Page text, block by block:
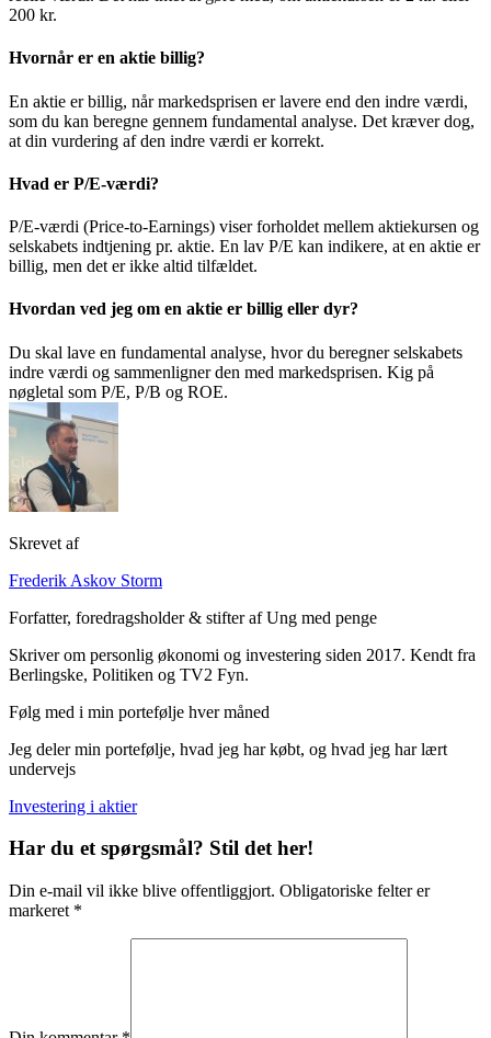
200 kr.
Hvornår er en aktie billig?
En aktie er billig, når markedsprisen er lavere end den indre værdi,
som du kan beregne gennem fundamental analyse. Det kræver dog,
at din vurdering af den indre værdi er korrekt.
Hvad er P/E-værdi?
P/E-værdi (Price-to-Earnings) viser forholdet mellem aktiekursen og
selskabets indtjening pr. aktie. En lav P/E kan indikere, at en aktie er
billig, men det er ikke altid tilfældet.
Hvordan ved jeg om en aktie er billig eller dyr?
Du skal lave en fundamental analyse, hvor du beregner selskabets
indre værdi og sammenligner den med markedsprisen. Kig på
nøgletal som P/E, P/B og ROE.
Skrevet af
Frederik Askov Storm
Forfatter, foredragsholder & stifter af Ung med penge
Skriver om personlig økonomi og investering siden 2017. Kendt fra
Berlingske, Politiken og TV2 Fyn.
Følg med i min portefølje hver måned
Jeg deler min portefølje, hvad jeg har købt, og hvad jeg har lært
undervejs
Investering i aktier
Har du et spørgsmål? Stil det her!
Din e-mail vil ikke blive offentliggjort. Obligatoriske felter er
markeret *